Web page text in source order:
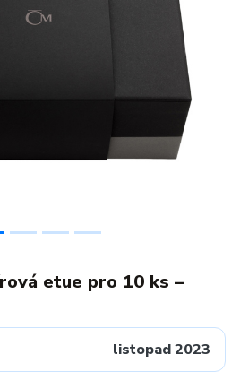
etue pro 10 ks –
listopad 2023